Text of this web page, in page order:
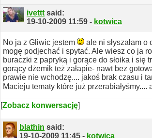
ivettt said:
19-10-2009 11:59 - kotwica
No ja z Gliwic jestem
ale ni słyszałam o
mogę podjechać i spytać. Ale wiesz co ja
buraczki z papryką i gorące do słoika i się
gorący dżemik też załapie- nawt bez
prawie nie wchodzę.... jakoś brak czasu i
Macieju tematy które już przerabiałyśmy....
[Zobacz konwersację]
blathin said:
19-10-2009 11:45 - kotwica